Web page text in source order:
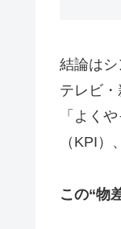
結論はシ
テレビ
「よく
（KPI
この“物